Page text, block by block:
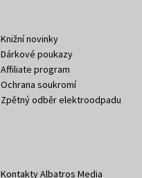
Knižní novinky
Dárkové poukazy
Affiliate program
Ochrana soukromí
Zpětný odběr elektroodpadu
Kontakty Albatros Media